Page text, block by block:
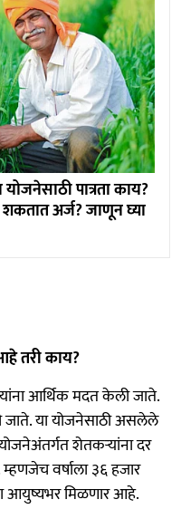
पात्रता काय?
अर्ज? जाणून घ्या
तरी काय?
आर्थिक मदत केली जाते.
जाते. या योजनेसाठी असलेले
शेतकऱ्यांना दर
वर्षाला ३६ हजार
आयुष्यभर मिळणार आहे.